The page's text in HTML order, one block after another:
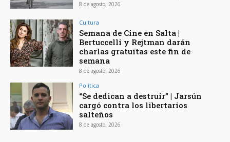
8 de agosto, 2026
Cultura
Semana de Cine en Salta |
Bertuccelli y Rejtman darán
charlas gratuitas este fin de
semana
8 de agosto, 2026
Política
“Se dedican a destruir” | Jarsún
cargó contra los libertarios
salteños
8 de agosto, 2026